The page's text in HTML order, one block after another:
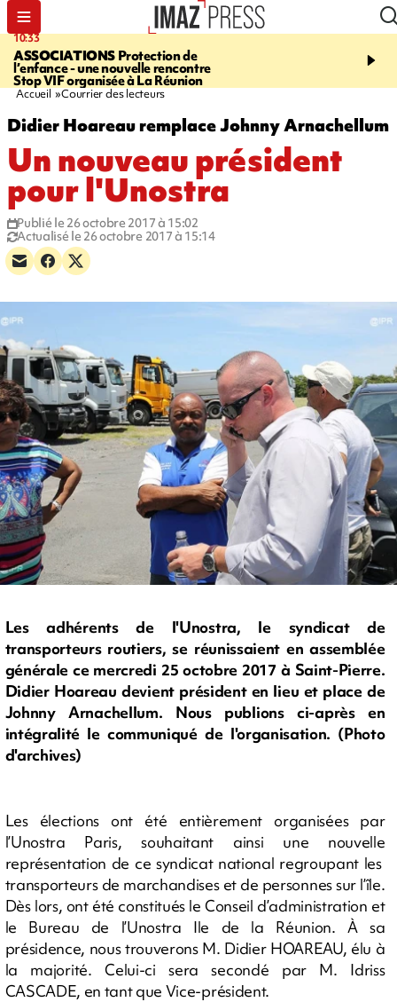
10:33
ASSOCIATIONSProtection de
l’enfance - une nouvelle rencontre
Stop VIF organisée à La Réunion
15:03
Vaste feu
l'ouest du pays, 20.000
Accueil Courrier des lecteurs
Didier Hoareau remplace Johnny Arnachellum
Un nouveau président
pour l'Unostra
Publié le 26 octobre 2017 à 15:02
Actualisé le 26 octobre 2017 à 15:14
Les adhérents de l'Unostra, le syndicat de
transporteurs routiers, se réunissaient en assemblée
générale ce mercredi 25 octobre 2017 à Saint-Pierre.
Didier Hoareau devient président en lieu et place de
Johnny Arnachellum. Nous publions ci-après en
intégralité le communiqué de l'organisation. (Photo
d'archives)
Les élections ont été entièrement organisées par
l’Unostra Paris, souhaitant ainsi une nouvelle
représentation de ce syndicat national regroupant les
transporteurs de marchandises et de personnes sur l’île.
Dès lors, ont été constitués le Conseil d’administration et
le Bureau de l’Unostra Ile de la Réunion. À sa
présidence, nous trouverons M. Didier HOAREAU, élu à
la majorité. Celui-ci sera secondé par M. Idriss
CASCADE, en tant que Vice-président.